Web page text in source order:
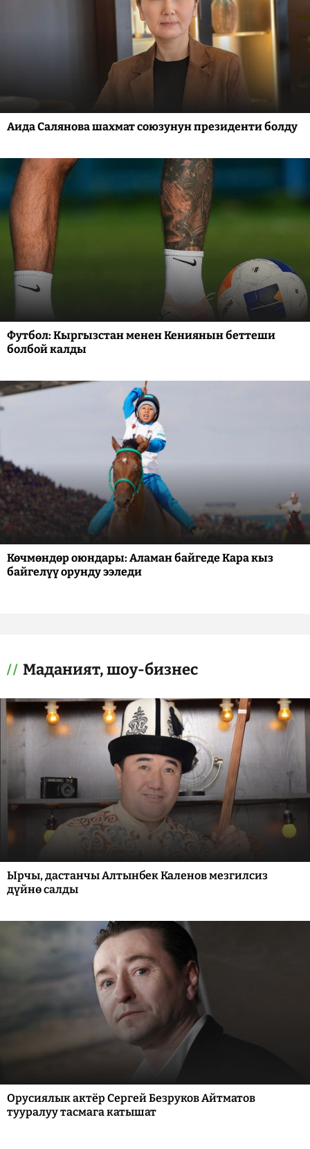
Аида Салянова шахмат союзунун президенти болду
Футбол: Кыргызстан менен Кениянын беттеши
болбой калды
Көчмөндөр оюндары: Аламан байгеде Кара кыз
байгелүү орунду ээледи
Маданият, шоу-бизнес
Ырчы, дастанчы Алтынбек Каленов мезгилсиз
дүйнө салды
Орусиялык актёр Сергей Безруков Айтматов
тууралуу тасмага катышат